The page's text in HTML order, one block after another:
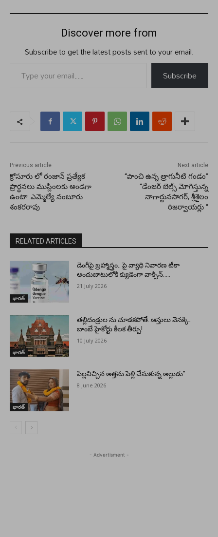
Discover more from
Subscribe to get the latest posts sent to your email.
Subscribe
Previous article
క్రోసూరు లో రంజాన్ ప్రత్యేక
ప్రార్థనలు ముస్లింలకు అండగా
ఉంటా: ఎమ్మెల్యే నంబూరు
శంకరరావు
Next article
“పొంచి ఉన్న త్రాగునీటి గండం”
“డేంజర్ బెల్స్ మోగిస్తున్న
నాగార్జునసాగర్, శ్రీశైలం
రిజర్వాయర్లు “
RELATED ARTICLES
భారత్
డెంగీపై బ్రహ్మాస్త్రం.. పై వ్యాధి నివారణ టీకా
అందుబాటులోకి క్యుడెంగా వాక్సిన్…..
21 July 2026
భారత్
తల్లిదండ్రుల ను చూడకపోతే..ఆస్తులు వెనక్కి..
బాంబే హైకోర్టు కీలక తీర్పు!
10 July 2026
భారత్
పిల్లనిచ్చిన అత్తను పెళ్లి చేసుకున్న అల్లుడు”
8 June 2026
- Advertisment -